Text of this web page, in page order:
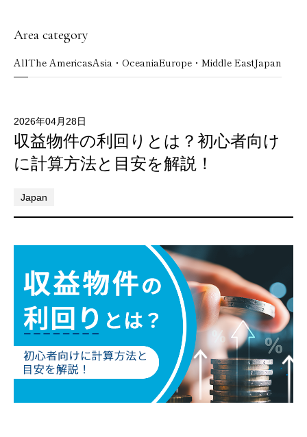
Area category
AllThe AmericasAsia・OceaniaEurope・Middle EastJapan
2026年04月28日
収益物件の利回りとは？初心者向け
に計算方法と目安を解説！
Japan